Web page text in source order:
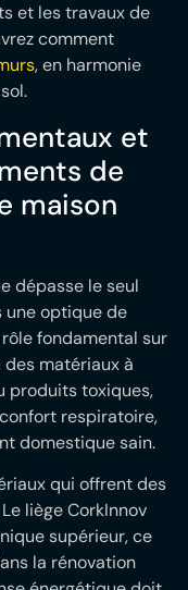
et les travaux de
comment
, en harmonie
et
de
maison
dépasse le seul
une optique de
fondamental sur
matériaux à
produits toxiques,
respiratoire,
domestique sain.
qui offrent des
liège CorkInnov
supérieur, ce
la rénovation